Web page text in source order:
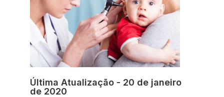
Última Atualização - 20 de janeiro
de 2020